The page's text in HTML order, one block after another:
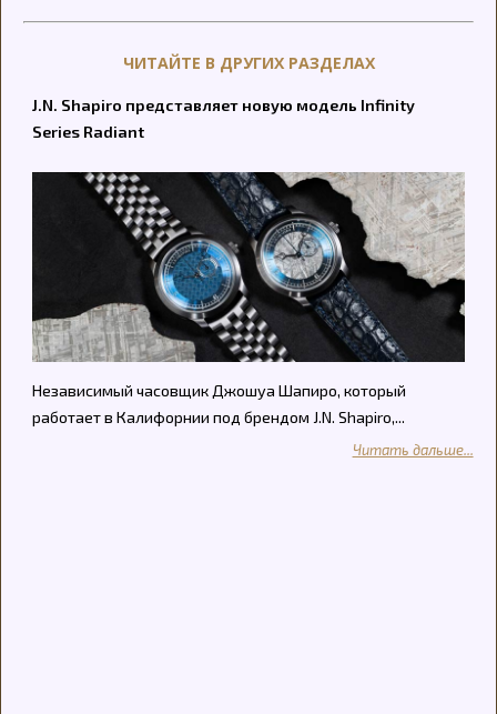
ЧИТАЙТЕ В ДРУГИХ РАЗДЕЛАХ
J.N. Shapiro представляет новую модель Infinity
Series Radiant
Независимый часовщик Джошуа Шапиро, который
работает в Калифорнии под брендом J.N. Shapiro,...
Читать дальше...